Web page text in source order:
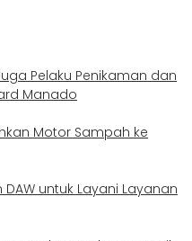
Pelaku Penikaman dan
Manado
Motor Sampah ke
untuk Layani Layanan